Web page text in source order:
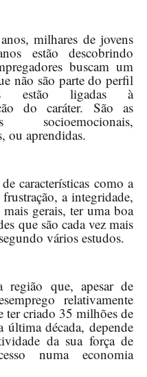
milhares de jovens
estão descobrindo
buscam um
não são parte do perfil
estão ligadas à
do caráter. São as
socioemocionais,
ou aprendidas.
características como a
a integridade,
gerais, ter uma boa
que são cada vez mais
vários estudos.
região que, apesar de
relativamente
ter criado 35 milhões de
última década, depende
da sua força de
numa economia